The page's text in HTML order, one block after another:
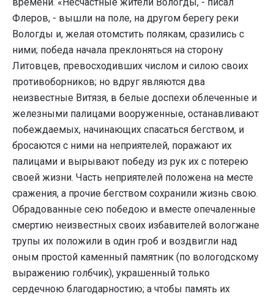
времени. «Несчастные жители Вологды, - писал
Флеров, - вышли на поле, на другом берегу реки
Вологды и, желая отомстить полякам, сразились с
ними; победа начала преклоняться на сторону
Литовцев, превосходивших числом и силою своих
противоборников; но вдруг являются два
неизвестные Витязя, в белые доспехи облеченные и
железными палицами вооруженные, останавливают
побеждаемых, начинающих спасаться бегством, и
бросаются с ними на неприятелей, поражают их
палицами и вырывают победу из рук их с потерею
своей жизни. Часть неприятелей положена на месте
сражения, а прочие бегством сохранили жизнь свою.
Обрадованные сею победою и вместе опечаленные
смертию неизвестных своих избавителей вологжане
трупы их положили в один гроб и воздвигли над
оным простой каменный памятник (по вологодскому
выражению голбчик), украшенный только
сердечною благодарностию; а чтобы память их